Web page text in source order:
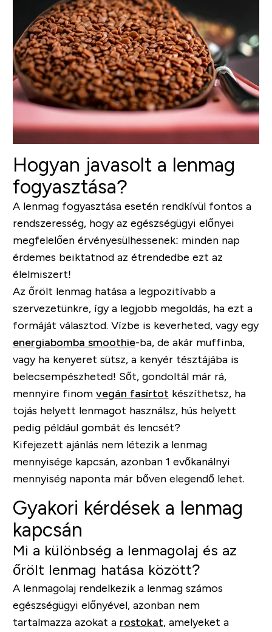
Hogyan javasolt a lenmag
fogyasztása?
A lenmag fogyasztása esetén rendkívül fontos a
rendszeresség, hogy az egészségügyi előnyei
megfelelően érvényesülhessenek: minden nap
érdemes beiktatnod az étrendedbe ezt az
élelmiszert!
Az őrölt lenmag hatása a legpozitívabb a
szervezetünkre, így a legjobb megoldás, ha ezt a
formáját választod. Vízbe is keverheted, vagy egy
energiabomba smoothie-ba, de akár muffinba,
vagy ha kenyeret sütsz, a kenyér tésztájába is
belecsempészheted! Sőt, gondoltál már rá,
mennyire finom vegán fasírtot készíthetsz, ha
tojás helyett lenmagot használsz, hús helyett
pedig például gombát és lencsét?
Kifejezett ajánlás nem létezik a lenmag
mennyisége kapcsán, azonban 1 evőkanálnyi
mennyiség naponta már bőven elegendő lehet.
Gyakori kérdések a lenmag
kapcsán
Mi a különbség a lenmagolaj és az
őrölt lenmag hatása között?
A lenmagolaj rendelkezik a lenmag számos
egészségügyi előnyével, azonban nem
tartalmazza azokat a rostokat, amelyeket a